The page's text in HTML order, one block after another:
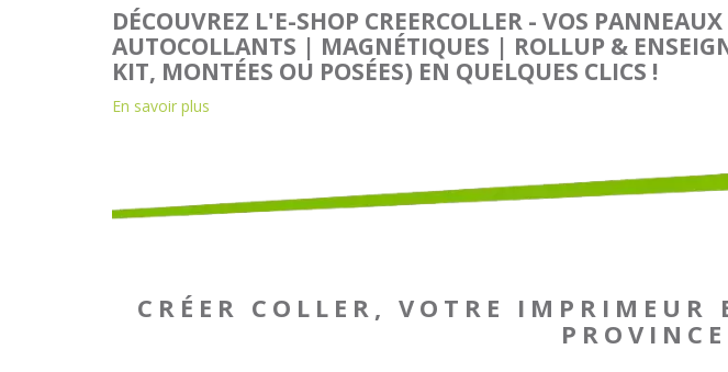
DÉCOUVREZ L'E-SHOP CREERCOLLER - VOS
AUTOCOLLANTS | MAGNÉTIQUES | ROLLUP &
KIT, MONTÉES OU POSÉES) EN QUELQUES CLICS !
En savoir plus
CRÉER COLLER, VOTRE